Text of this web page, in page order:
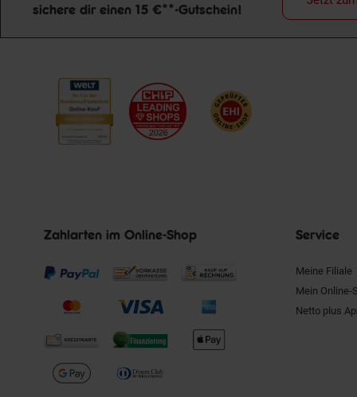
Newsletter Anmeldung
sichere dir einen 15 €**-Gutschein!
Zahlarten im Online-Shop Service
Meine Filiale
Mein Online-
Netto plus